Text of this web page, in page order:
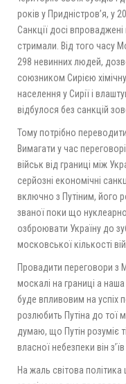
років у Придністров’я, у
Санкції досі
стримали. Від того часу
298 невинних людей,
союзником Сирією
населення у Сирії і
відбулося без санкцій
Тому потрібно
Вимагати у час
військ від границі між
серйозні економічні
включно з Путіним, його
званої поки що
озброювати Україну до
московської кількості
Провадити переговори з
москалі на границі а
буде впливовим на успіх
розлюбить Путіна до тої
думаю, що Путін розуміє
власної небезпеки він
На жаль світова